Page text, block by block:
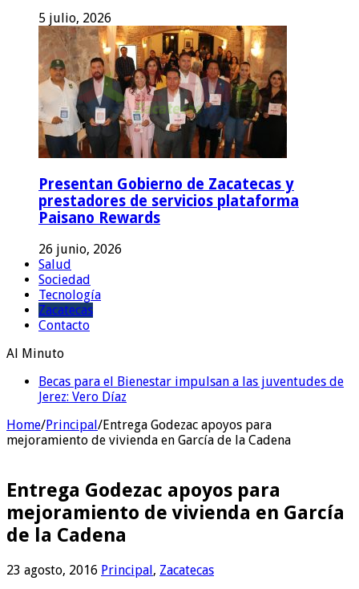
5 julio, 2026
Presentan Gobierno de Zacatecas y
prestadores de servicios plataforma
Paisano Rewards
26 junio, 2026
Salud
Sociedad
Tecnología
Zacatecas
Contacto
Al Minuto
Becas para el Bienestar impulsan a las juventudes de
Jerez: Vero Díaz
¿Accidente, advertencia o jugada política? El percance
de Geovanna deja más preguntas que respuestas
Home/Principal/Entrega Godezac apoyos para
mejoramiento de vivienda en García de la Cadena
Entrega Godezac apoyos para
mejoramiento de vivienda en García
de la Cadena
23 agosto, 2016 Principal, Zacatecas